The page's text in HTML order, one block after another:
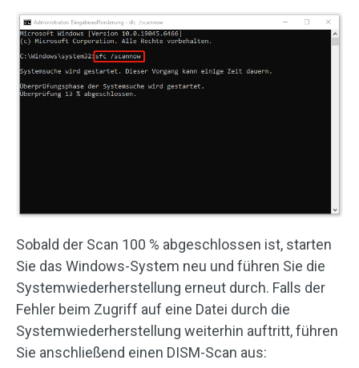
Sobald der Scan 100 % abgeschlossen ist, starten
Sie das Windows-System neu und führen Sie die
Systemwiederherstellung erneut durch. Falls der
Fehler beim Zugriff auf eine Datei durch die
Systemwiederherstellung weiterhin auftritt, führen
Sie anschließend einen DISM-Scan aus: